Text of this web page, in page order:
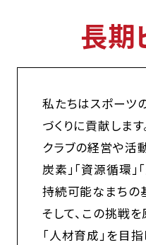
長期
私たちはスポーツ
づくりに貢献します
クラブの経営や活
炭素」「資源循環」
持続可能なまちの
そして、この挑戦
「人材育成」を目指